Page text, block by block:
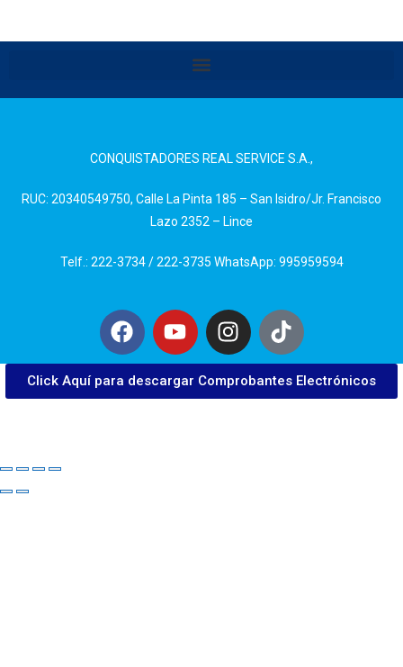
CONQUISTADORES REAL SERVICE S.A.,
RUC: 20340549750, Calle La Pinta 185 – San Isidro/Jr. Francisco
Lazo 2352 – Lince
Telf.: 222-3734 / 222-3735 WhatsApp: 995959594
Click Aquí para descargar Comprobantes Electrónicos